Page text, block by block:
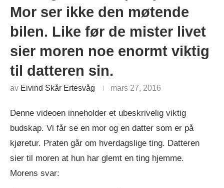
Mor ser ikke den møtende
bilen. Like før de mister livet
sier moren noe enormt viktig
til datteren sin.
av Eivind Skår Ertesvåg mars 27, 2016
Denne videoen inneholder et ubeskrivelig viktig
budskap. Vi får se en mor og en datter som er på
kjøretur. Praten går om hverdagslige ting. Datteren
sier til moren at hun har glemt en ting hjemme.
Morens svar: